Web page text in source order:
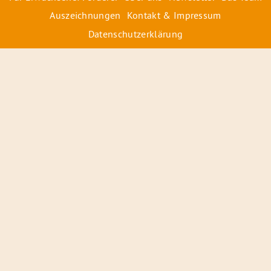
Auszeichnungen
Kontakt & Impressum
Datenschutzerklärung